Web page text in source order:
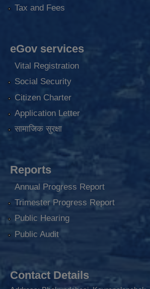
Tax and Fees
eGov services
Vital Registration
Social Security
Citizen Charter
Application Letter
सामाजिक सुरक्षा
Reports
Annual Progress Report
Trimester Progress Report
Public Hearing
Public Audit
Contact Details